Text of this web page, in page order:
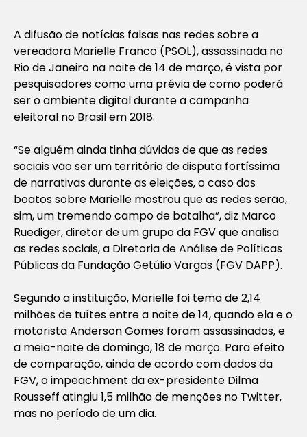
A difusão de notícias falsas nas redes sobre a
vereadora Marielle Franco (PSOL), assassinada no
Rio de Janeiro na noite de 14 de março, é vista por
pesquisadores como uma prévia de como poderá
ser o ambiente digital durante a campanha
eleitoral no Brasil em 2018.
“Se alguém ainda tinha dúvidas de que as redes
sociais vão ser um território de disputa fortíssima
de narrativas durante as eleições, o caso dos
boatos sobre Marielle mostrou que as redes serão,
sim, um tremendo campo de batalha”, diz Marco
Ruediger, diretor de um grupo da FGV que analisa
as redes sociais, a Diretoria de Análise de Políticas
Públicas da Fundação Getúlio Vargas (FGV DAPP).
Segundo a instituição, Marielle foi tema de 2,14
milhões de tuítes entre a noite de 14, quando ela e o
motorista Anderson Gomes foram assassinados, e
a meia-noite de domingo, 18 de março. Para efeito
de comparação, ainda de acordo com dados da
FGV, o impeachment da ex-presidente Dilma
Rousseff atingiu 1,5 milhão de menções no Twitter,
mas no período de um dia.